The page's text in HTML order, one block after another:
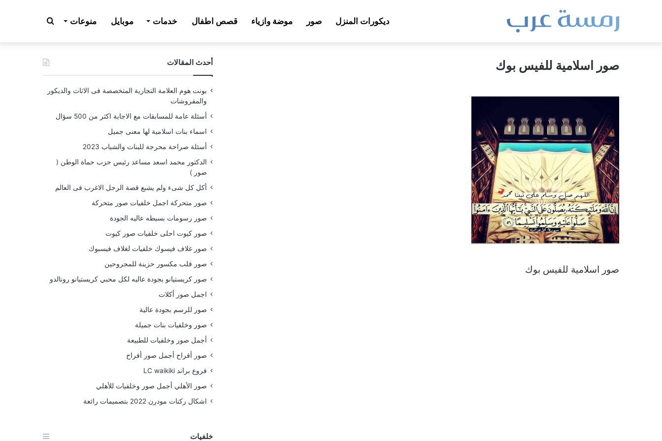
ديكورات المنزل صور موضة وازياء قصص اطفال خدمات موبايل منوعات بحث
عن صور اسلامية للفيس بوك
صور اسلامية للفيس بوك
أحدث المقالات
بونت هوم العلامة التجارية المتخصصة فى الاثاث والديكور
والمفروشات
أسئلة عامة للمسابقات مع الاجابة اكثر من 500 سؤال
اسماء بنات اسلامية لها معنى جميل
أسئلة صراحة محرجة للبنات والشباب 2023
الدكتور محمد اسعد مساعد رئيس حزب حماة الوطن (
صور )
أكل كل شىء ولم يشبع قصة الرجل الاغرب فى العالم
صور متحركة اجمل خلفيات صور متحركة
صور رسومات بسيطه عاليه الجودة
صور كيوت احلى خلفيات صور كيوت
صور غلاف فيسوك خلفيات لغلاف فيسبوك
صور قلب مكسور حزينة للمجروحين
صور كريستيانو بجودة عاليه لكل محبي كريستيانو رونالدو
اجمل صور أكلات
صور للرسم بجودة عالية
صور وخلفيات بنات جميلة
أجمل صور وخلفيات للطبيعة
صور أفراح أجمل صور أفراح
فروع براند LC waikiki
صور الأهلي أجمل صور وخلفيات للأهلي
اشكال ركنات مودرن 2022 بتصميمات رائعة
خلفيات